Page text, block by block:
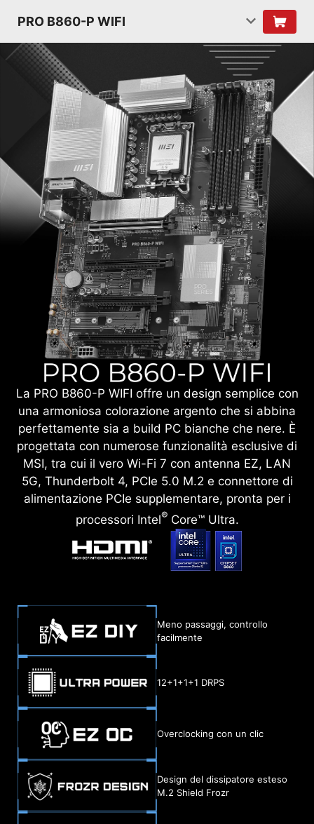
PRO B860-P WIFI
La PRO B860-P WIFI offre un design semplice con
una armoniosa colorazione argento che si abbina
perfettamente sia a build PC bianche che nere. È
progettata con numerose funzionalità esclusive di
MSI, tra cui il vero Wi-Fi 7 con antenna EZ, LAN
5G, Thunderbolt 4, PCIe 5.0 M.2 e connettore di
alimentazione PCIe supplementare, pronta per i
processori Intel®Core™ Ultra.
Meno passaggi, controllo
facilmente
12+1+1+1 DRPS
Overclocking con un clic
Design del dissipatore esteso
M.2 Shield Frozr